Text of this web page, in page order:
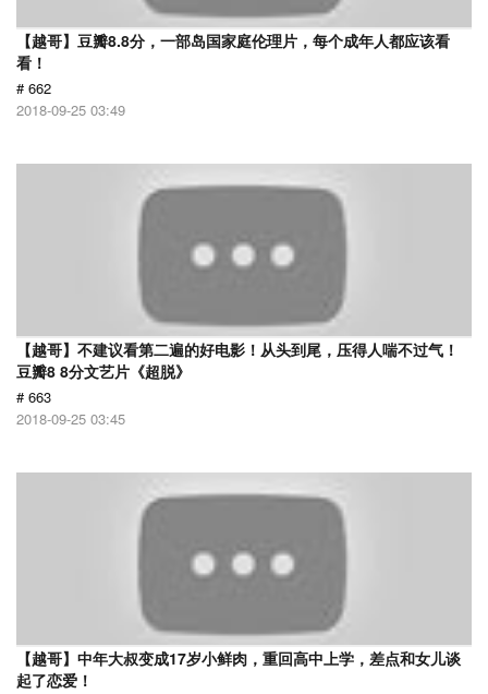
【越哥】豆瓣8.8分，一部岛国家庭伦理片，每个成年人都应该看
看！
# 662
2018-09-25 03:49
【越哥】不建议看第二遍的好电影！从头到尾，压得人喘不过气！
豆瓣8 8分文艺片《超脱》
# 663
2018-09-25 03:45
【越哥】中年大叔变成17岁小鲜肉，重回高中上学，差点和女儿谈
起了恋爱！